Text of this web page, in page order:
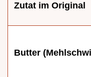
Zutat im Original
Butter